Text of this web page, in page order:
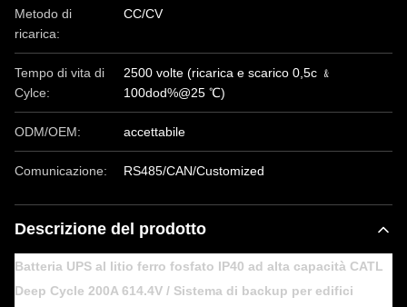
Metodo di
ricarica:
CC/CV
Tempo di vita di
Cylce:
2500 volte (ricarica e scarico 0,5c ﹠
100dod%@25 ℃)
ODM/OEM: accettabile
Comunicazione: RS485/CAN/Customized
Descrizione del prodotto
Batteria UPS al litio ferro fosfato IP40 ad alta capacità CATL
Deep Cycle 200A 614.4V / Sistema di backup per edifici